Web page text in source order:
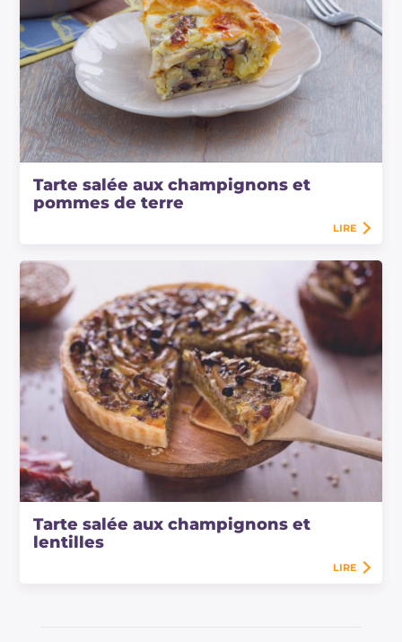
Tarte salée aux champignons et
pommes de terre
LIRE
Tarte salée aux champignons et
lentilles
LIRE